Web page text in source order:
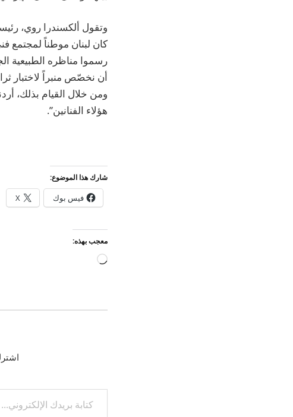
وتقول ألكسندرا روي،
كان لبنان موطناً لمجتمع
رسموا مناظره الطبيعية
أن نخصّص منبراً لاختبار
ومن خلال القيام بذلك،
هؤلاء الفنانين”.
شارك هذا الموضوع:
فيس بوك X
معجب بهذه:
جاري
كتابة بريدك الإلكتروني...